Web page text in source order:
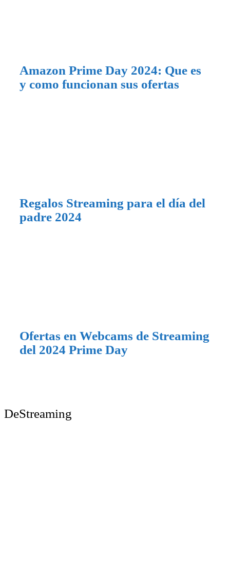
Amazon Prime Day 2024: Que es
y como funcionan sus ofertas
Regalos Streaming para el día del
padre 2024
Ofertas en Webcams de Streaming
del 2024 Prime Day
DeStreaming